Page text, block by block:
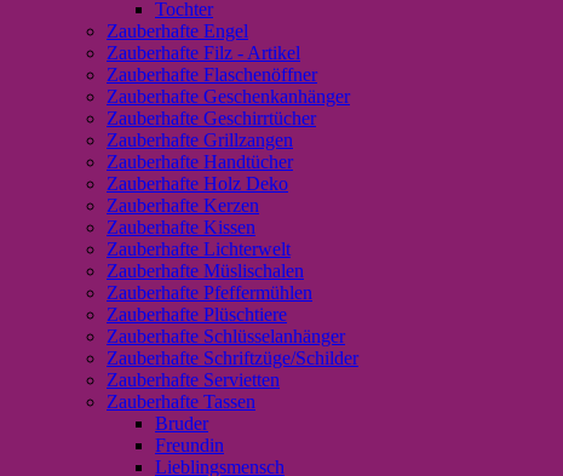
Tochter
Zauberhafte Engel
Zauberhafte Filz - Artikel
Zauberhafte Flaschenöffner
Zauberhafte Geschenkanhänger
Zauberhafte Geschirrtücher
Zauberhafte Grillzangen
Zauberhafte Handtücher
Zauberhafte Holz Deko
Zauberhafte Kerzen
Zauberhafte Kissen
Zauberhafte Lichterwelt
Zauberhafte Müslischalen
Zauberhafte Pfeffermühlen
Zauberhafte Plüschtiere
Zauberhafte Schlüsselanhänger
Zauberhafte Schriftzüge/Schilder
Zauberhafte Servietten
Zauberhafte Tassen
Bruder
Freundin
Lieblingsmensch